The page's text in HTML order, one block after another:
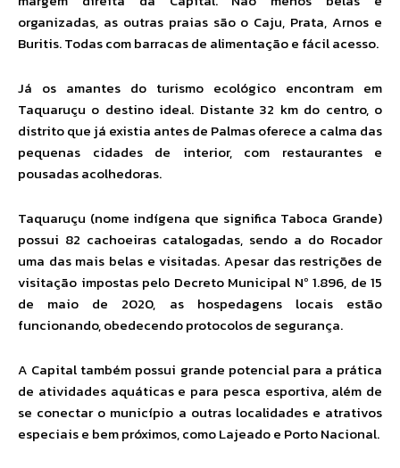
organizadas, as outras praias são o Caju, Prata, Arnos e
Buritis. Todas com barracas de alimentação e fácil acesso.
Já os amantes do turismo ecológico encontram em
Taquaruçu o destino ideal. Distante 32 km do centro, o
distrito que já existia antes de Palmas oferece a calma das
pequenas cidades de interior, com restaurantes e
pousadas acolhedoras.
Taquaruçu (nome indígena que significa Taboca Grande)
possui 82 cachoeiras catalogadas, sendo a do Rocador
uma das mais belas e visitadas. Apesar das restrições de
visitação impostas pelo Decreto Municipal Nº 1.896, de 15
de maio de 2020, as hospedagens locais estão
funcionando, obedecendo protocolos de segurança.
A Capital também possui grande potencial para a prática
de atividades aquáticas e para pesca esportiva, além de
se conectar o município a outras localidades e atrativos
especiais e bem próximos, como Lajeado e Porto Nacional.